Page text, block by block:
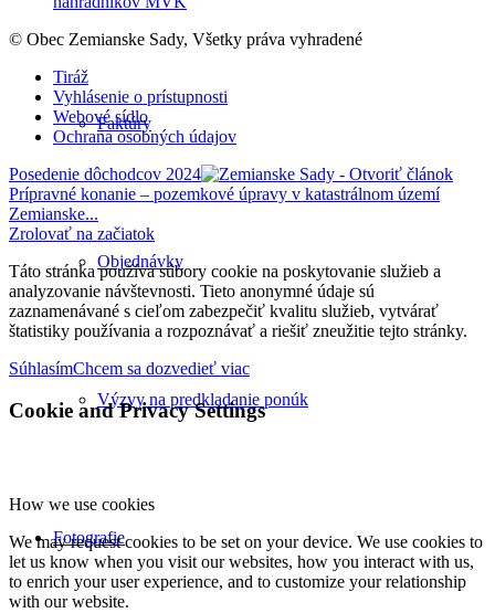
Faktúry
Objednávky
Výzvy na predkladanie ponúk
Fotografie
© Obec Zemianske Sady, Všetky práva vyhradené
Tiráž
Vyhlásenie o prístupnosti
Webové sídlo
Ochrana osobných údajov
Posedenie dôchodcov 2024
Prípravné konanie – pozemkové úpravy v katastrálnom území
Zemianske...
Zrolovať na začiatok
Táto stránka používa súbory cookie na poskytovanie služieb a
analyzovanie návštevnosti. Tieto anonymné údaje sú
zaznamenávané s cieľom zabezpečiť kvalitu služieb, vytvárať
štatistiky používania a rozpoznávať a riešiť zneužitie tejto stránky.
SúhlasímChcem sa dozvedieť viac
Cookie and Privacy Settings
How we use cookies
We may request cookies to be set on your device. We use cookies to
let us know when you visit our websites, how you interact with us,
to enrich your user experience, and to customize your relationship
with our website.